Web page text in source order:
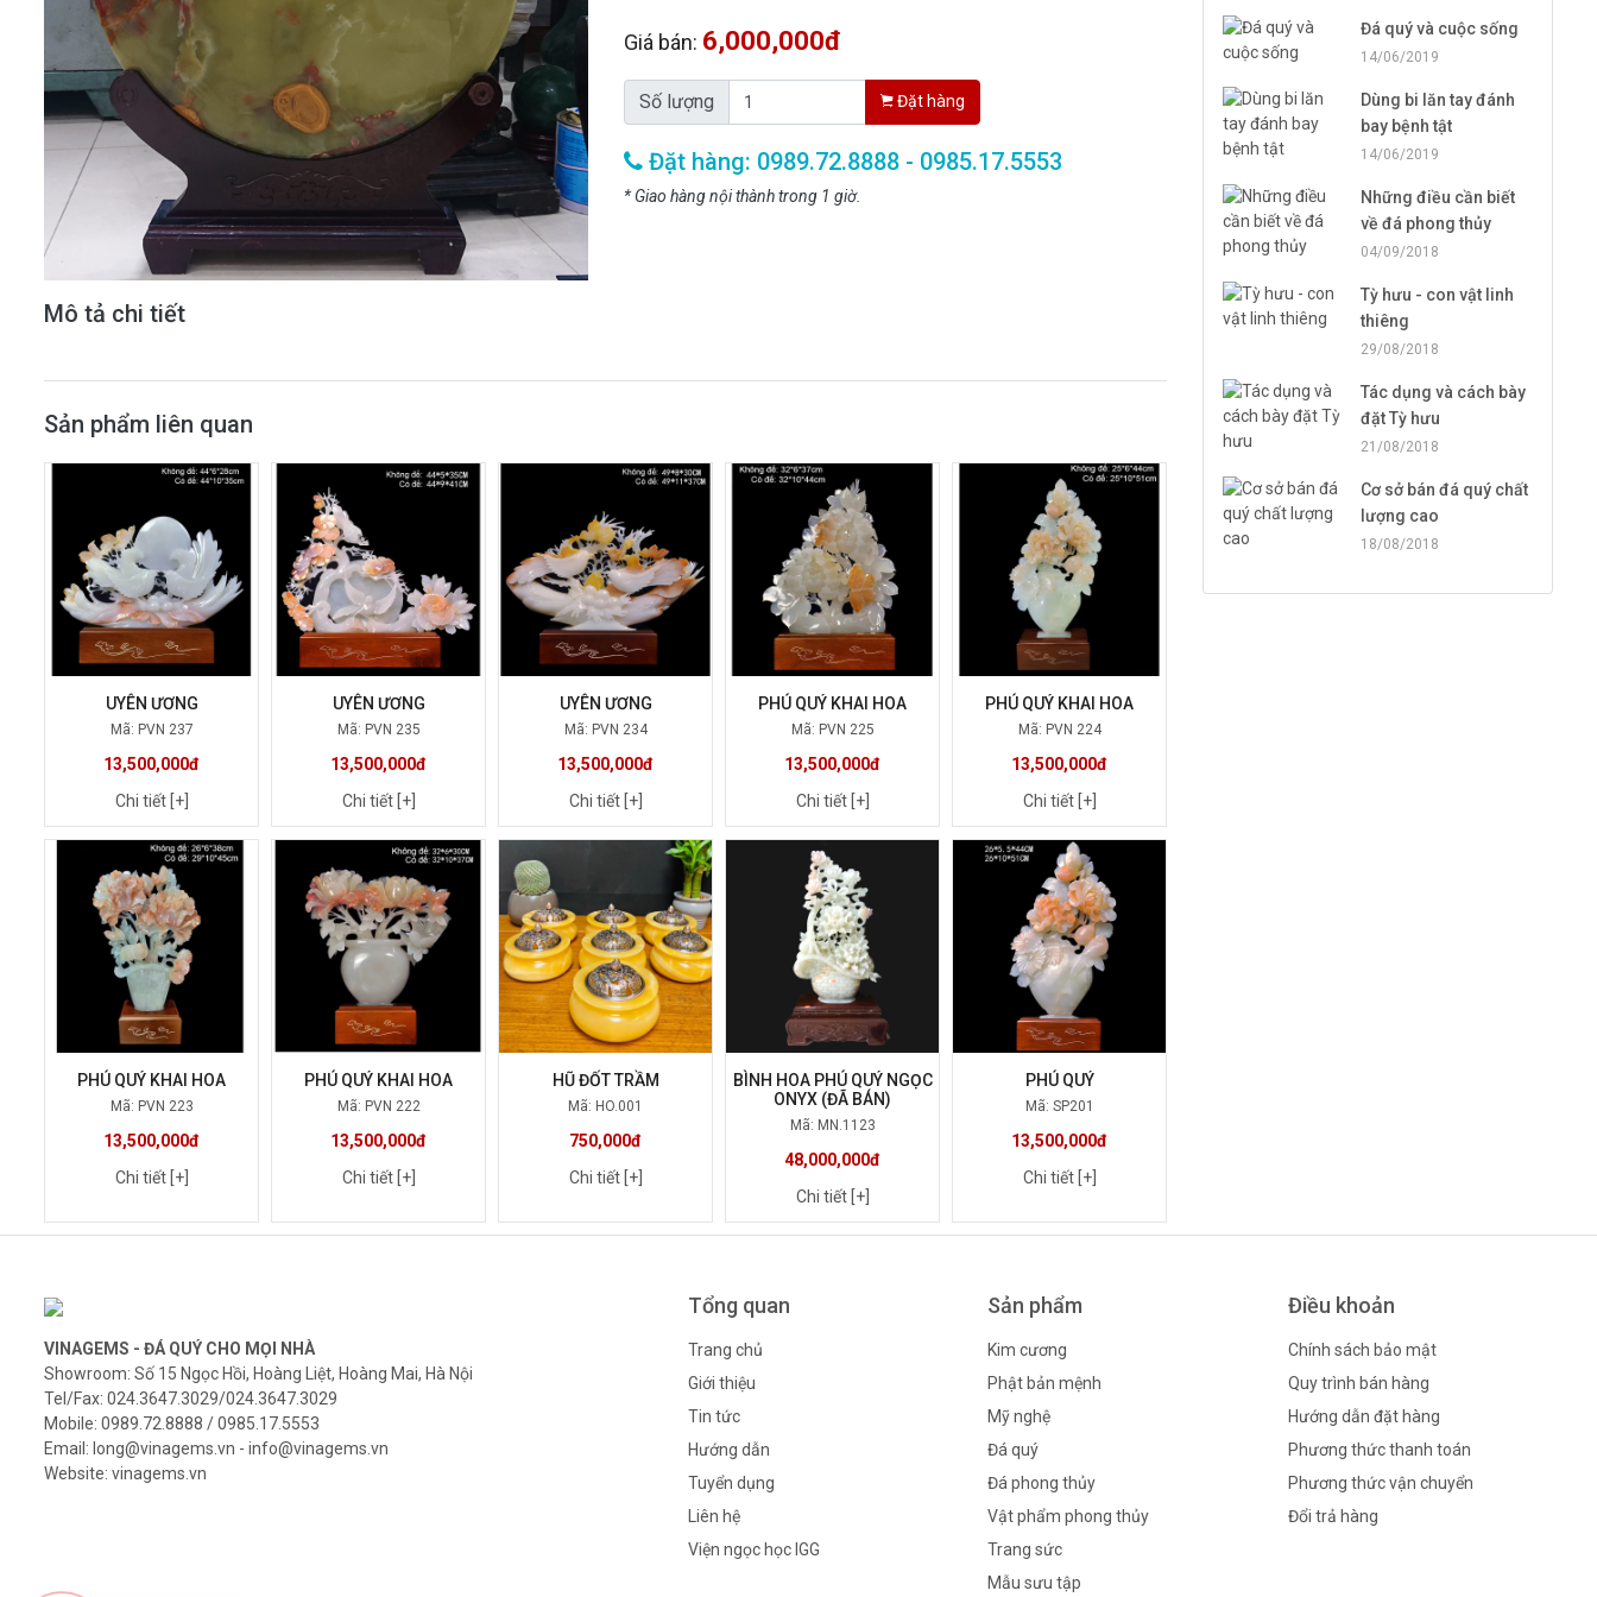
Giá bán: 6,000,000đ
Số lượng Đặt hàng
Đặt hàng: 0989.72.8888 - 0985.17.5553
* Giao hàng nội thành trong 1 giờ.
Mô tả chi tiết
Sản phẩm liên quan
UYÊN ƯƠNG
Mã: PVN 237
13,500,000đ
Chi tiết [+]
UYÊN ƯƠNG
Mã: PVN 235
13,500,000đ
Chi tiết [+]
UYÊN ƯƠNG
Mã: PVN 234
13,500,000đ
Chi tiết [+]
PHÚ QUÝ KHAI HOA
Mã: PVN 225
13,500,000đ
Chi tiết [+]
PHÚ QUÝ KHAI HOA
Mã: PVN 224
13,500,000đ
Chi tiết [+]
PHÚ QUÝ KHAI HOA
Mã: PVN 223
13,500,000đ
Chi tiết [+]
PHÚ QUÝ KHAI HOA
Mã: PVN 222
13,500,000đ
Chi tiết [+]
HŨ ĐỐT TRẦM
Mã: HO.001
750,000đ
Chi tiết [+]
BÌNH HOA PHÚ QUÝ NGỌC
ONYX (ĐÃ BÁN)
Mã: MN.1123
48,000,000đ
Chi tiết [+]
PHÚ QUÝ
Mã: SP201
13,500,000đ
Chi tiết [+]
Đá quý và cuộc sống
14/06/2019
Dùng bi lăn tay đánh
bay bệnh tật
14/06/2019
Những điều cần biết
về đá phong thủy
04/09/2018
Tỳ hưu - con vật linh
thiêng
29/08/2018
Tác dụng và cách bày
đặt Tỳ hưu
21/08/2018
Cơ sở bán đá quý chất
lượng cao
18/08/2018
VINAGEMS - ĐÁ QUÝ CHO MỌI NHÀ
Showroom: Số 15 Ngọc Hồi, Hoàng Liệt, Hoàng Mai, Hà Nội
Tel/Fax: 024.3647.3029/024.3647.3029
Mobile: 0989.72.8888 / 0985.17.5553
Email: long@vinagems.vn - info@vinagems.vn
Website: vinagems.vn
Tổng quan
Trang chủ
Giới thiệu
Tin tức
Hướng dẫn
Tuyển dụng
Liên hệ
Viện ngọc học IGG
Sản phẩm
Kim cương
Phật bản mệnh
Mỹ nghệ
Đá quý
Đá phong thủy
Vật phẩm phong thủy
Trang sức
Mẫu sưu tập
Điều khoản
Chính sách bảo mật
Quy trình bán hàng
Hướng dẫn đặt hàng
Phương thức thanh toán
Phương thức vận chuyển
Đổi trả hàng